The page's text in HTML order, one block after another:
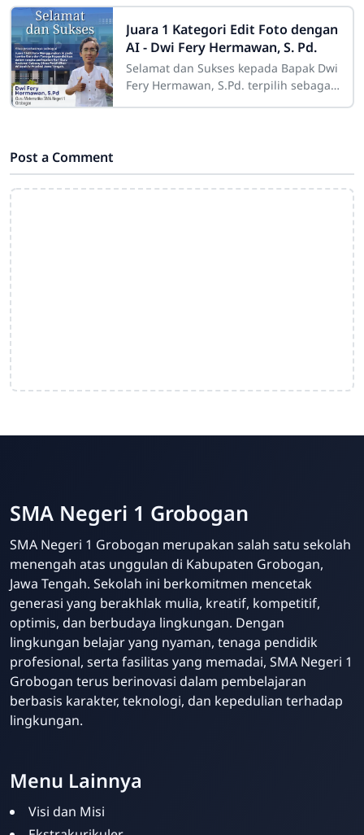
(SMANSAGAN). Tidak tanggung-
tanggung, dalam ajang
Juara 1 Kategori Edit Foto dengan
AI - Dwi Fery Hermawan, S. Pd.
Selamat dan Sukses kepada Bapak Dwi
Fery Hermawan, S.Pd. terpilih sebagai
Post a Comment
SMA Negeri 1 Grobogan
SMA Negeri 1 Grobogan merupakan salah satu sekolah
menengah atas unggulan di Kabupaten Grobogan,
Jawa Tengah. Sekolah ini berkomitmen mencetak
generasi yang berakhlak mulia, kreatif, kompetitif,
optimis, dan berbudaya lingkungan. Dengan
lingkungan belajar yang nyaman, tenaga pendidik
profesional, serta fasilitas yang memadai, SMA Negeri 1
Grobogan terus berinovasi dalam pembelajaran
berbasis karakter, teknologi, dan kepedulian terhadap
lingkungan.
Menu Lainnya
Visi dan Misi